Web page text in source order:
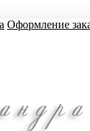
Оформление